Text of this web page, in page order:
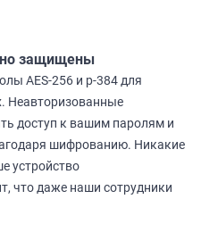
защищены
AES-256 и p-384 для
Неавторизованные
доступ к вашим паролям и
шифрованию. Никакие
устройство
что даже наши сотрудники